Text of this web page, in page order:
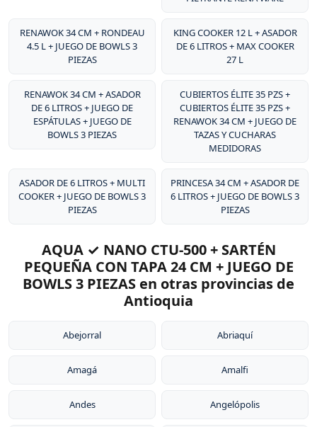
RENAWOK 34 CM + RONDEAU
4.5 L + JUEGO DE BOWLS 3
PIEZAS
KING COOKER 12 L + ASADOR
DE 6 LITROS + MAX COOKER
27 L
RENAWOK 34 CM + ASADOR
DE 6 LITROS + JUEGO DE
ESPÁTULAS + JUEGO DE
BOWLS 3 PIEZAS
CUBIERTOS ÉLITE 35 PZS +
CUBIERTOS ÉLITE 35 PZS +
RENAWOK 34 CM + JUEGO DE
TAZAS Y CUCHARAS
MEDIDORAS
ASADOR DE 6 LITROS + MULTI
COOKER + JUEGO DE BOWLS 3
PIEZAS
PRINCESA 34 CM + ASADOR DE
6 LITROS + JUEGO DE BOWLS 3
PIEZAS
AQUA ✓ NANO CTU-500 + SARTÉN
PEQUEÑA CON TAPA 24 CM + JUEGO DE
BOWLS 3 PIEZAS en otras provincias de
Antioquia
Abejorral Abriaquí
Amagá Amalfi
Andes Angelópolis